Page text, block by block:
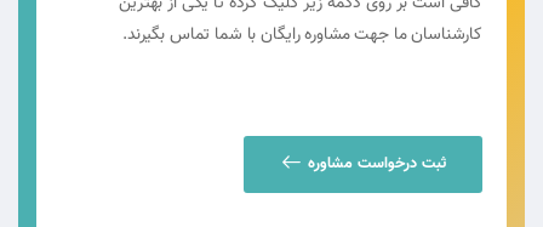
کارشناسان ما جهت مشاوره رایگان با شما تماس بگیرند.
ثبت درخواست مشاوره